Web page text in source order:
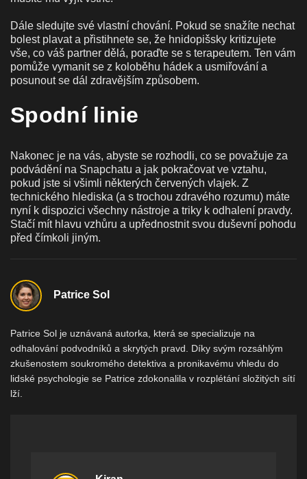
Dále sledujte své vlastní chování. Pokud se snažíte nechat
bolest plavat a přistihnete se, že hnidopišsky kritizujete
vše, co váš partner dělá, poraďte se s terapeutem. Ten vám
pomůže vymanit se z koloběhu hádek a usmiřování a
posunout se dál zdravějším způsobem.
Spodní linie
Nakonec je na vás, abyste se rozhodli, co se považuje za
podvádění na Snapchatu a jak pokračovat ve vztahu,
pokud jste si všimli některých červených vlajek. Z
technického hlediska (a s trochou zdravého rozumu) máte
nyní k dispozici všechny nástroje a triky k odhalení pravdy.
Stačí mít hlavu vzhůru a upřednostnit svou duševní pohodu
před čímkoli jiným.
Patrice Sol
Patrice Sol je uznávaná autorka, která se specializuje na
odhalování podvodníků a skrytých pravd. Díky svým rozsáhlým
zkušenostem soukromého detektiva a pronikavému vhledu do
lidské psychologie se Patrice zdokonalila v rozplétání složitých sítí
lží.